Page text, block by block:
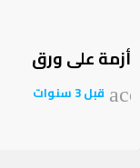
أزمة على ورق
قبل 3 سنوات